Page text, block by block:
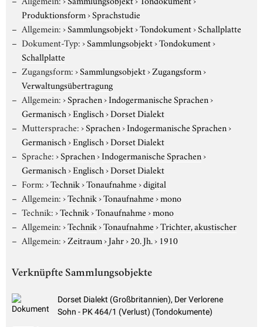
Produktionsform›Sprachstudie
Allgemein:›Sammlungsobjekt›Tondokument›Schallplatte
Dokument-Typ:›Sammlungsobjekt›Tondokument›
Schallplatte
Zugangsform:›Sammlungsobjekt›Zugangsform›
Verwaltungsübertragung
Allgemein:›Sprachen›Indogermanische Sprachen›
Germanisch›Englisch›Dorset Dialekt
Muttersprache:›Sprachen›Indogermanische Sprachen›
Germanisch›Englisch›Dorset Dialekt
Sprache:›Sprachen›Indogermanische Sprachen›
Germanisch›Englisch›Dorset Dialekt
Form:›Technik›Tonaufnahme›digital
Allgemein:›Technik›Tonaufnahme›mono
Technik:›Technik›Tonaufnahme›mono
Allgemein:›Technik›Tonaufnahme›Trichter, akustischer
Allgemein:›Zeitraum›Jahr›20. Jh.› 1910
Verknüpfte Sammlungsobjekte
Dorset Dialekt (Großbritannien), Der Verlorene
Sohn - PK 464/1 (Verlust) (Tondokumente)